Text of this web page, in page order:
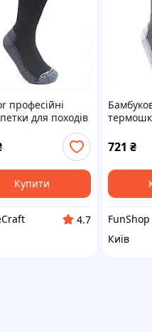
професійні
для походів
Купити
4.7
721 ₴
FunShop
Київ